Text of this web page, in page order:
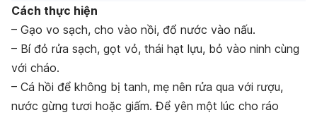
Cách thực hiện
– Gạo vo sạch, cho vào nồi, đổ nước vào nấu.
– Bí đỏ rửa sạch, gọt vỏ, thái hạt lựu, bỏ vào ninh cùng
với cháo.
– Cá hồi để không bị tanh, mẹ nên rửa qua với rượu,
nước gừng tươi hoặc giấm. Để yên một lúc cho ráo